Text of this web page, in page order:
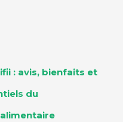
: avis, bienfaits et
du